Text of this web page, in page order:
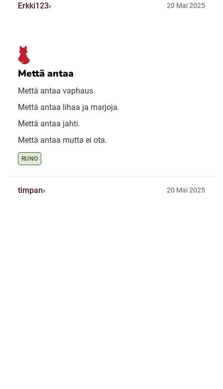
Erkki123 20 Mai 2025
Mettä antaa
Mettä antaa vaphaus.
Mettä antaa lihaa ja marjoja.
Mettä antaa jahti.
Mettä antaa mutta ei ota.
RUNO
timpan 20 Mai 2025